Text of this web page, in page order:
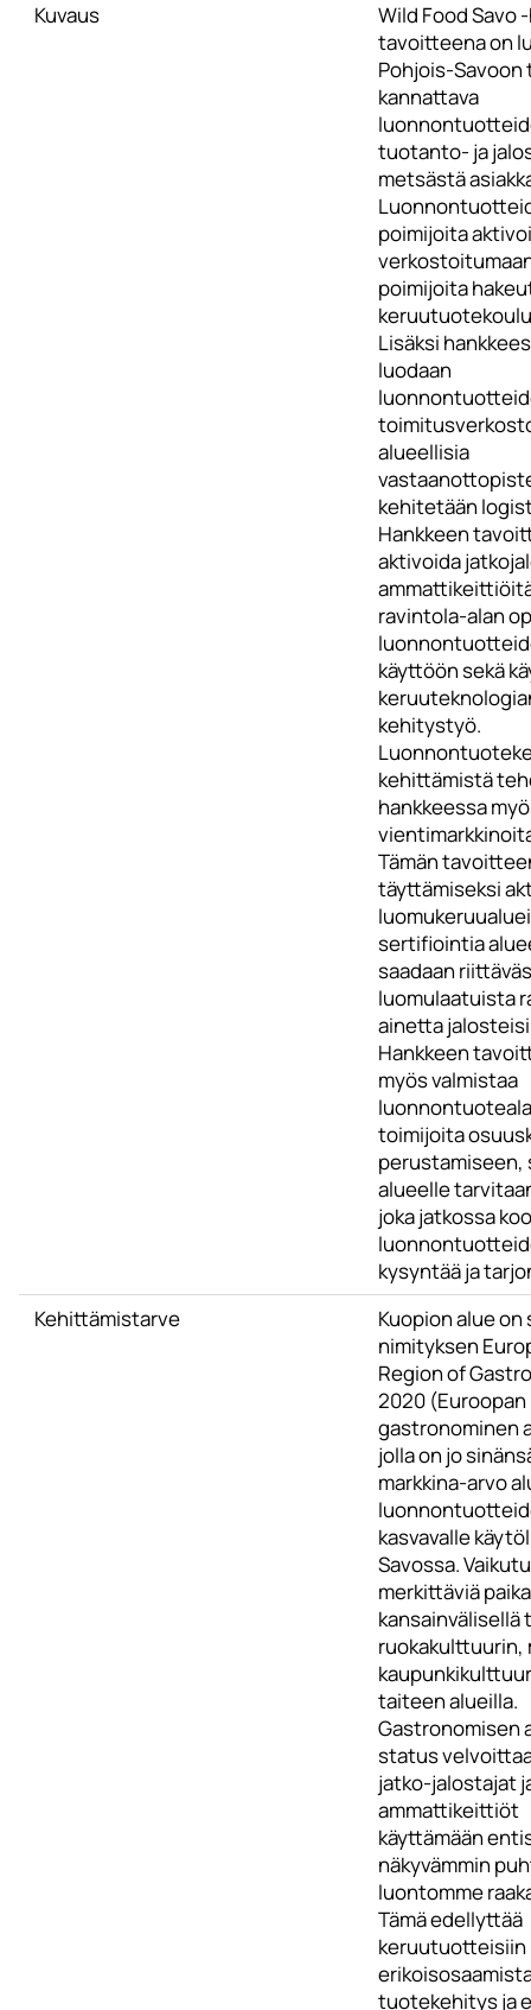
Kuvaus
Wild Food Savo
tavoitteena on
Pohjois-Savoon
kannattava
tuotanto- ja
metsästä
poimijoita
poimijoita
Lisäksi
luodaan
alueellisia
kehitetään
Hankkeen
aktivoida
ravintola-alan
käyttöön sekä
kehitystyö.
kehittämistä
hankkeessa
Tämän
täyttämiseksi
sertifiointia
saadaan
luomulaatuista
ainetta
Hankkeen
myös valmistaa
toimijoita
perustamiseen,
alueelle
joka jatkossa
kysyntää ja
Kehittämistarve
Kuopion alue on
nimityksen
Region of
2020 (Euroopan
gastronominen
jolla on jo
markkina-arvo
kasvavalle
Savossa.
merkittäviä
kansainvälisellä
ruokakulttuurin,
taiteen alueilla.
Gastronomisen
status
jatko-jalostajat
ammattikeittiöt
käyttämään
näkyvämmin
luontomme
Tämä edellyttää
keruutuotteisiin
tuotekehitys ja